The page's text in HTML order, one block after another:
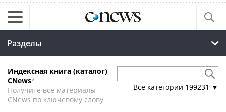
Разделы
Индексная книга (каталог)
CNews*
Получите все материалы
CNews по ключевому слову
Все категории 199231 ▼